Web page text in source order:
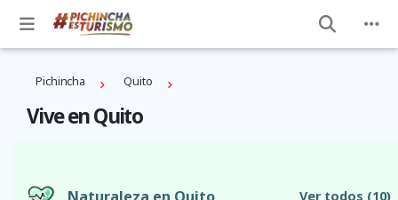
Pichincha Quito
Vive en Quito
Ver todos (10)